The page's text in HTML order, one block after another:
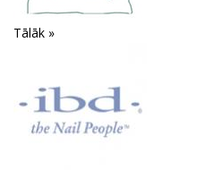
Tālāk »